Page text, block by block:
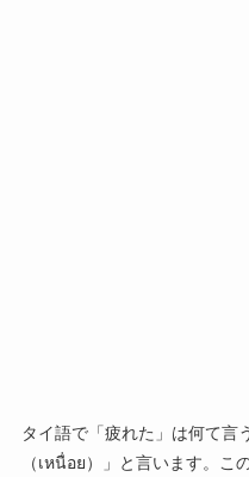
タイ語で「疲れた」は何て言
（เหนื่อย）」と言います。こ